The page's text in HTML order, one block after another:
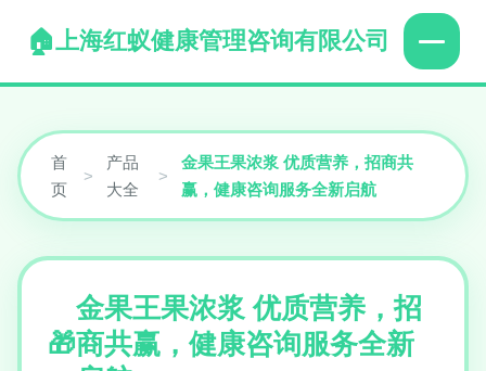
上海红蚁健康管理咨询有限公司
首
页
>
产品
大全
>
金果王果浓浆 优质营养，招商共
赢，健康咨询服务全新启航
金果王果浓浆 优质营养，招
商共赢，健康咨询服务全新